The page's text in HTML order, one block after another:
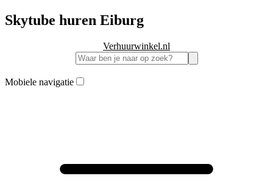
Skytube huren Eiburg
Verhuurwinkel.nl
Mobiele navigatie